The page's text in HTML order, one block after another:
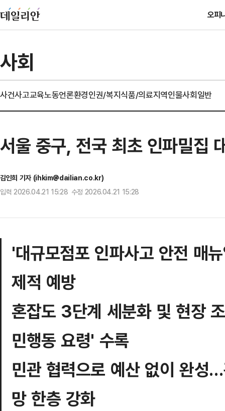
오피
사회
사건사고교육노동언론환경인권/복지식품/의료지역인물사회일반
서울 중구, 전국 최초 인파밀집
김인희 기자 (ihkim@dailian.co.kr)
입력 2026.04.21 15:28 수정 2026.04.21 15:28
'대규모점포 인파사고 안전 매
제적 예방
혼잡도 3단계 세분화 및 현장
민행동 요령' 수록
민관 협력으로 예산 없이 완성
망 한층 강화